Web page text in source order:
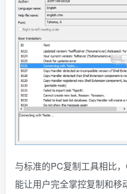
与标准的PC复制工具相比
能让用户完全掌控复制和